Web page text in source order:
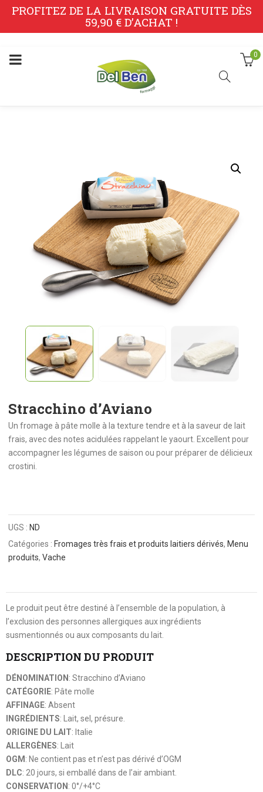
PROFITEZ DE LA LIVRAISON GRATUITE DÈS
59,90 € D’ACHAT !
0
Stracchino d’Aviano
Un fromage à pâte molle à la texture tendre et à la saveur de lait
frais, avec des notes acidulées rappelant le yaourt. Excellent pour
accompagner les légumes de saison ou pour préparer de délicieux
crostini.
UGS : ND
Catégories : Fromages très frais et produits laitiers dérivés, Menu
produits,Vache
Le produit peut être destiné à l’ensemble de la population, à
l’exclusion des personnes allergiques aux ingrédients
susmentionnés ou aux composants du lait.
DESCRIPTION DU PRODUIT
DÉNOMINATION : Stracchino d’Aviano
CATÉGORIE: Pâte molle
AFFINAGE: Absent
INGRÉDIENTS: Lait, sel, présure.
ORIGINE DU LAIT: Italie
ALLERGÈNES: Lait
OGM : Ne contient pas et n’est pas dérivé d’OGM
DLC: 20 jours, si emballé dans de l’air ambiant.
CONSERVATION : 0°/+4°C